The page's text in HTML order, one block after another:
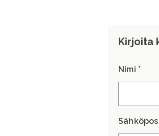
Kirjoita
Nimi *